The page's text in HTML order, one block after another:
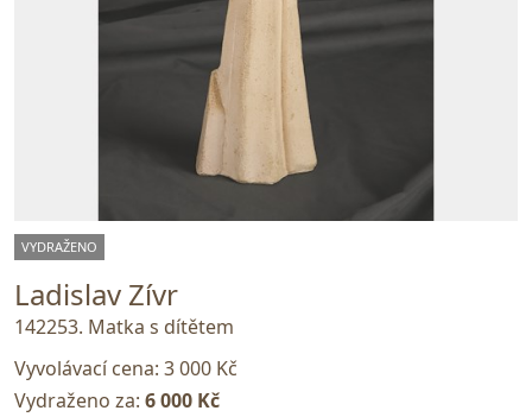
VYDRAŽENO
Ladislav Zívr
142253. Matka s dítětem
Vyvolávací cena: 3 000 Kč
Vydraženo za: 6 000 Kč